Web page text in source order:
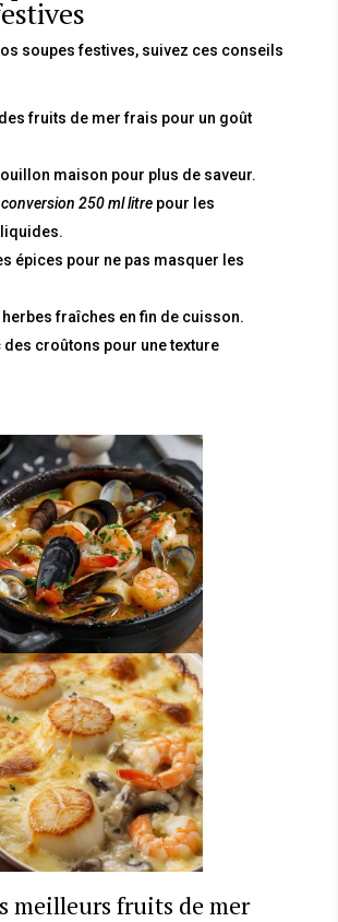
soupes festives, suivez ces conseils
fruits de mer frais pour un goût
maison pour plus de saveur.
conversion 250 ml litrepour les
épices pour ne pas masquer les
fraîches en fin de cuisson.
des croûtons pour une texture
meilleurs fruits de mer